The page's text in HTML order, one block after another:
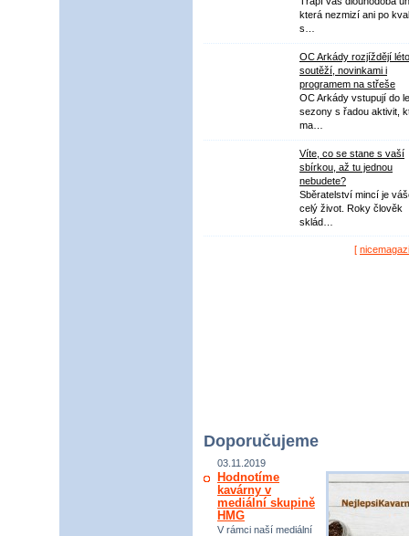
která nezmizí ani po
s…
OC Arkády rozjíždějí léto
soutěží, novinkami i
programem na střeše
OC Arkády vstupují do
sezony s řadou aktivit,
ma…
Víte, co se stane s vaší
sbírkou, až tu jednou
nebudete?
Sběratelství mincí je
celý život. Roky člověk
sklád…
[
Doporučujeme
03.11.2019
Hodnotíme
kavárny v
mediální skupině
HMG
V rámci naší mediální